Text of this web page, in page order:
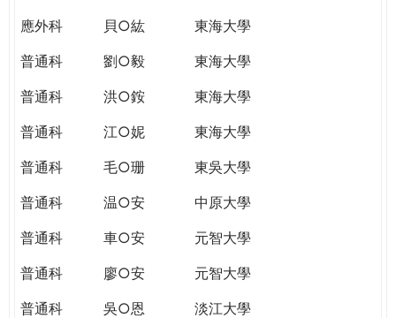
應外科
貝○紘
東海大學
普通科
劉○毅
東海大學
普通科
洪○銨
東海大學
普通科
江○妮
東海大學
普通科
毛○珊
東吳大學
普通科
温○安
中原大學
普通科
車○安
元智大學
普通科
廖○安
元智大學
普通科
吳○恩
淡江大學